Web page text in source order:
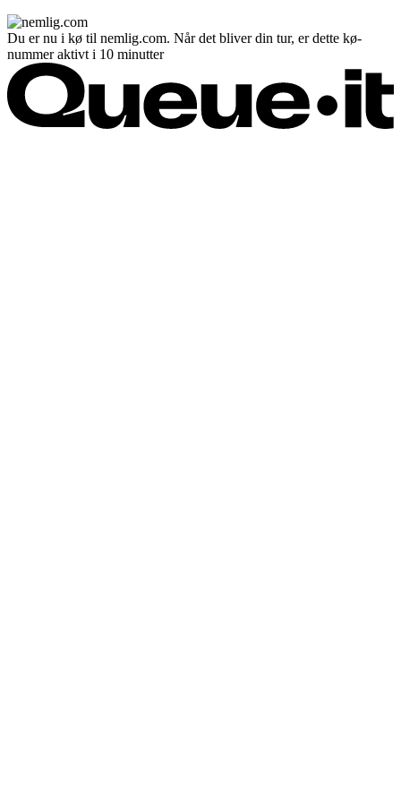
Du er nu i kø til nemlig.com. Når det bliver din tur, er dette kø-
nummer aktivt i 10 minutter